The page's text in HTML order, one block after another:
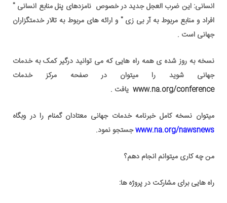
انسانی: این ضرب العجل جدید در خصوص نامزدهای پنل منابع انسانی "
افراد و منابع مربوط به آر بی زی " و ارائه های مربوط به تالار خدمتگزاران
جهانی است .
نسخه به روز شده ی همه راه هایی که می توانید درگیر کمک به خدمات
جهانی شوید را میتوان در صفحه مرکز خدمات
www.na.org/conference یافت .
میتوان نسخه کامل خبرنامه خدمات جهانی معتادان گمنام را در وبگاه
www.na.org/nawsnewsجستجو نمود.
من چه کاری میتوانم انجام دهم؟
راه هایی برای مشارکت در پروژه ها: